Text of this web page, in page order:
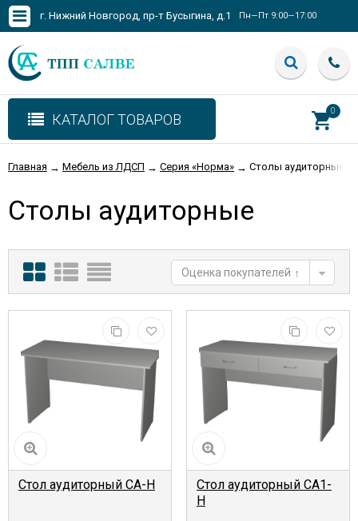
г. Нижний Новгород, пр-т Бусыгина, д.1 Пн—Пт 9:00—17:00
КАТАЛОГ ТОВАРОВ
0
Главная → Мебель из ЛДСП → Серия «Норма» → Столы аудиторные
Столы аудиторные
Оценка покупателей
Стол аудиторный СА-Н
Стол аудиторный СА1-
Н